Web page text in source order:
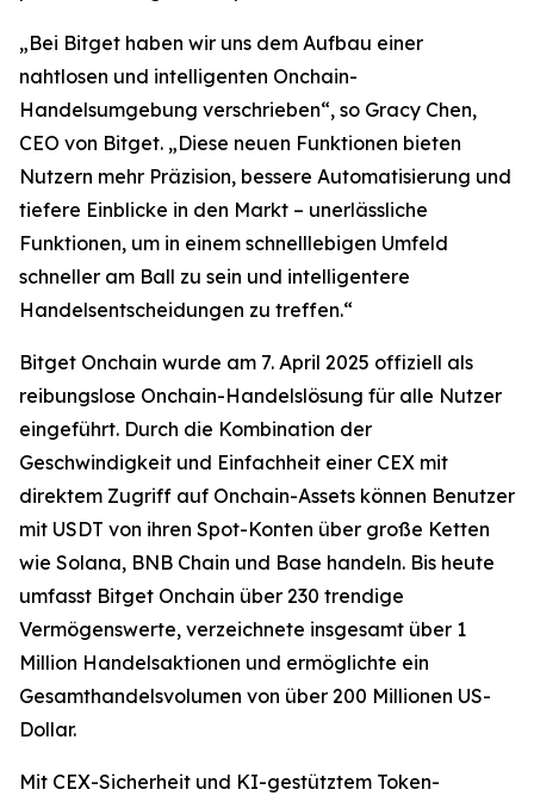
„Bei Bitget haben wir uns dem Aufbau einer
nahtlosen und intelligenten Onchain-
Handelsumgebung verschrieben“, so Gracy Chen,
CEO von Bitget. „Diese neuen Funktionen bieten
Nutzern mehr Präzision, bessere Automatisierung und
tiefere Einblicke in den Markt – unerlässliche
Funktionen, um in einem schnelllebigen Umfeld
schneller am Ball zu sein und intelligentere
Handelsentscheidungen zu treffen.“
Bitget Onchain wurde am 7. April 2025 offiziell als
reibungslose Onchain-Handelslösung für alle Nutzer
eingeführt. Durch die Kombination der
Geschwindigkeit und Einfachheit einer CEX mit
direktem Zugriff auf Onchain-Assets können Benutzer
mit USDT von ihren Spot-Konten über große Ketten
wie Solana, BNB Chain und Base handeln. Bis heute
umfasst Bitget Onchain über 230 trendige
Vermögenswerte, verzeichnete insgesamt über 1
Million Handelsaktionen und ermöglichte ein
Gesamthandelsvolumen von über 200 Millionen US-
Dollar.
Mit CEX-Sicherheit und KI-gestütztem Token-